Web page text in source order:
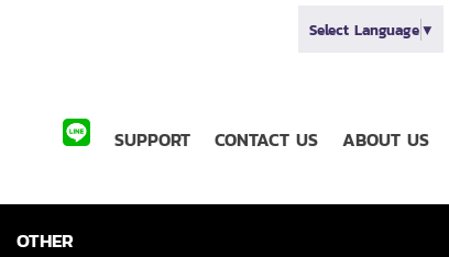
Select Language▼
SUPPORT CONTACT US ABOUT US
OTHER